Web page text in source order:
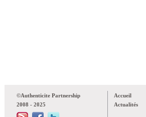
©Authenticite Partnership
2008 - 2025
Accueil
Actualités